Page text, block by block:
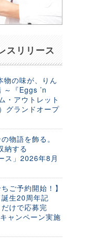
スリリース
物の味が、りん
～『Eggs ’n
・アウトレット
グランドオープ
物語を飾る。
納する
ス」2026年8月
ご予約開始！】
生20周年記
けで応募完
ャンペーン実施